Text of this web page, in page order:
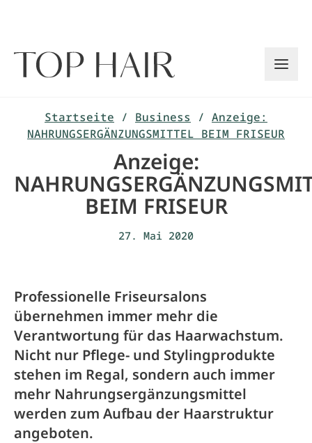
Startseite / Business / Anzeige:
NAHRUNGSERGÄNZUNGSMITTEL BEIM FRISEUR
Anzeige:
BEIM FRISEUR
27. Mai 2020
Professionelle Friseursalons
übernehmen immer mehr die
Verantwortung für das Haarwachstum.
Nicht nur Pflege- und Stylingprodukte
stehen im Regal, sondern auch immer
mehr Nahrungsergänzungsmittel
werden zum Aufbau der Haarstruktur
angeboten.